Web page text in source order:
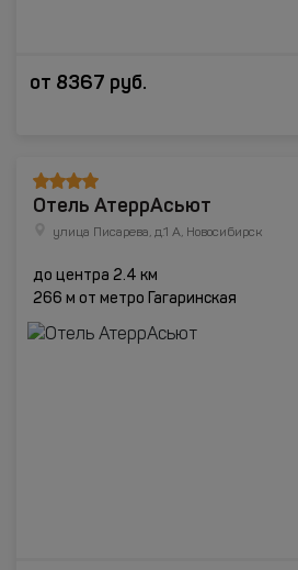
от 8367 руб.
Отель АтеррАсьют
улица Писарева, д.1 А, Новосибирск
до центра 2.4 км
266 м от метро Гагаринская